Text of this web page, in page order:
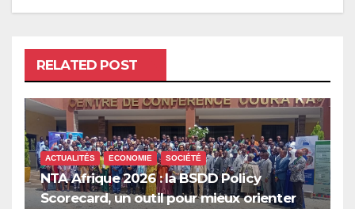
RELATED POST
ACTUALITÉS ECONOMIE SOCIÉTÉ
NTA Afrique 2026 : la BSDD Policy
Scorecard, un outil pour mieux orienter